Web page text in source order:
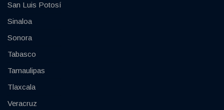
San Luis Potosí
Sinaloa
Sonora
Tabasco
Tamaulipas
Tlaxcala
Veracruz